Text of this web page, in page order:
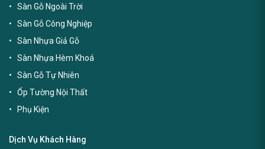
Sàn Gỗ Ngoài Trời
Sàn Gỗ Công Nghiệp
Sàn Nhựa Giả Gỗ
Sàn Nhựa Hèm Khoá
Sàn Gỗ Tự Nhiên
Ốp Tường Nội Thất
Phụ Kiện
Dịch Vụ Khách Hàng